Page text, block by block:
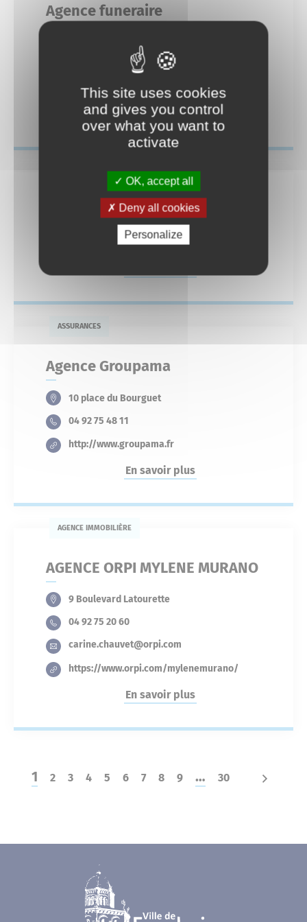
Recensement des jeunes
Service-public.fr
Des actions fortes
Espace Naturel Sensible des Mourres
Consignes de tri
Agence funeraire
agence-funeraire-olivier@orange.fr
En savoir plus
Agence funéraire
7 avenue andré
ASSURANCES
Agence Groupama
10 place du Bourguet
04 92 75 48 11
http://www.groupama.fr
En savoir plus
AGENCE IMMOBILIÈRE
AGENCE ORPI MYLENE MURANO
9 Boulevard Latourette
04 92 75 20 60
carine.chauvet@orpi.com
https://www.orpi.com/mylenemurano/
En savoir plus
1 2 3 4 5 6 7 8 9 … 30
This site uses cookies
and gives you control
over what you want to
activate
OK, accept all
Deny all cookies
Personalize